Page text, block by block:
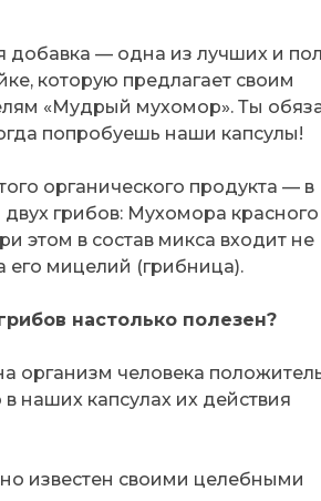
добавка — одна из лучших и
которую предлагает своим
«Мудрый мухомор». Ты
попробуешь наши капсулы!
органического продукта — в
грибов: Мухомора красного
этом в состав микса входит не
его мицелий (грибница).
настолько полезен?
организм человека
наших капсулах их действия
известен своими целебными